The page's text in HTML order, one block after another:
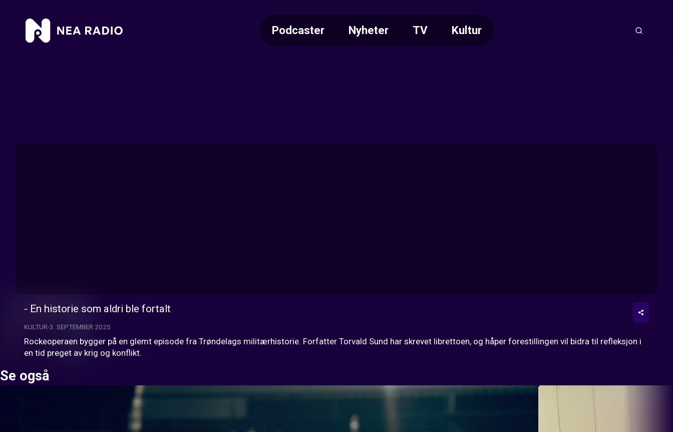
Podcaster Nyheter TV Kultur
- En historie som aldri ble fortalt
KULTUR 3. SEPTEMBER 2025
Rockeoperaen bygger på en glemt episode fra Trøndelags militærhistorie. Forfatter Torvald Sund har skrevet librettoen, og håper forestillingen vil bidra til refleksjon i
en tid preget av krig og konflikt.
Se også